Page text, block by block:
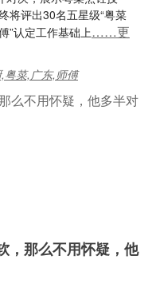
将评出30名五星级“粤菜
”认定工作基础上……更
粤菜,广东,师傅
，那么不用怀疑，他